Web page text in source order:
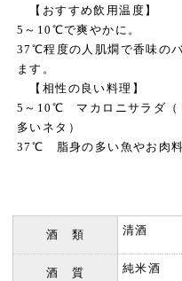
【おすすめ飲用温度】
5～10℃で爽やかに。
37℃程度の人肌燗で香味の
ます。
【相性の良い料理】
5～10℃ マカロニサラダ（
多いネタ）
37℃ 脂身の多い魚やお肉
酒 類 清酒
酒 質 純米酒